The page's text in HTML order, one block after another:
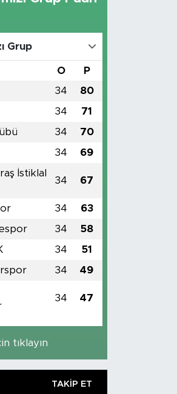
Grup
O P
34 80
34 71
34 70
34 69
İstiklal
34 67
34 63
34 58
34 51
34 49
34 47
tıklayın
TAKIP ET